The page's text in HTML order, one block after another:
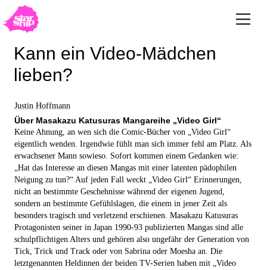
Kann ein Video-Mädchen
lieben?
Justin Hoffmann
Über Masakazu Katusuras Mangareihe „Video Girl“
Keine Ahnung, an wen sich die Comic-Bücher von „Video Girl“
eigentlich wenden. Irgendwie fühlt man sich immer fehl am Platz. Als
erwachsener Mann sowieso. Sofort kommen einem Gedanken wie:
„Hat das Interesse an diesen Mangas mit einer latenten pädophilen
Neigung zu tun?“ Auf jeden Fall weckt „Video Girl“ Erinnerungen,
nicht an bestimmte Geschehnisse während der eigenen Jugend,
sondern an bestimmte Gefühlslagen, die einem in jener Zeit als
besonders tragisch und verletzend erschienen. Masakazu Katusuras
Protagonisten seiner in Japan 1990-93 publizierten Mangas sind alle
schulpflichtigen Alters und gehören also ungefähr der Generation von
Tick, Trick und Track oder von Sabrina oder Moesha an. Die
letztgenannten Heldinnen der beiden TV-Serien haben mit „Video